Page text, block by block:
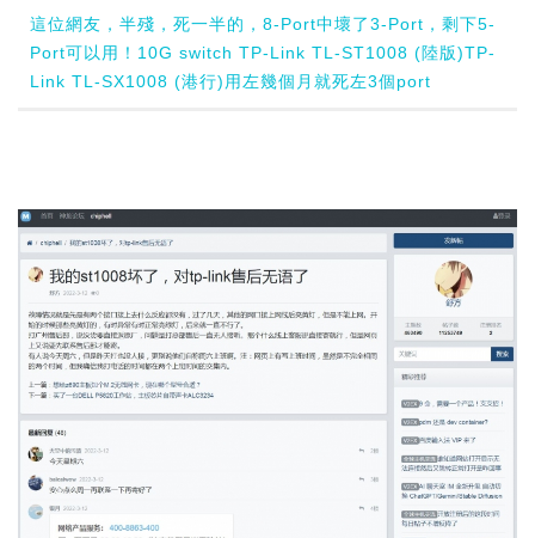
這位網友，半殘，死一半的，8-Port中壞了3-Port，剩下5-
Port可以用！10G switch TP-Link TL-ST1008 (陸版)TP-
Link TL-SX1008 (港行)用左幾個月就死左3個port